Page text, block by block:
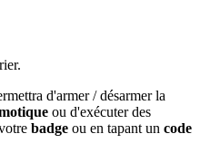
d'armer / désarmer la
ou d'exécuter des
badge ou en tapant un code